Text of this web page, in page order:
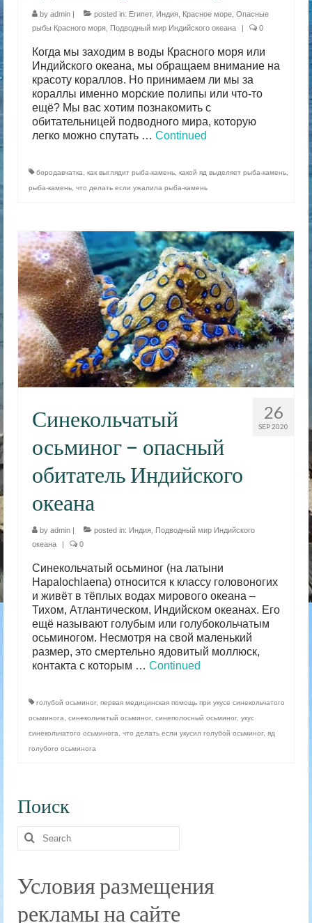
by admin | posted in: Египет, Индия Красное море Опасные
рыбы Красного моря Подводный мир Индийского океана | 0
Когда мы заходим в воды Красного моря или
Индийского океана, мы обращаем внимание на
красоту кораллов. Но принимаем ли мы за
кораллы именно морские полипы или что-то
ещё? Мы вас хотим познакомить с
обитательницей подводного мира, которую
легко можно спутать … Continued
бородавчатка как выглядит рыба-камень какой яд выделяет рыба-камень
рыба-камень что делать если ужалила рыба-камень
26
SEP 2020
Синекольчатый
осьминог – опасный
обитатель Индийского
океана
by admin | posted in: Индия Подводный мир Индийского
океана
| 0
Синекольчатый осьминог (на латыни
Hapalochlaena) относится к классу головоногих
и живёт в тёплых водах мирового океана –
Тихом, Атлантическом, Индийском океанах. Его
ещё называют голубым или голубокольчатым
осьминогом. Несмотря на свой маленький
размер, это смертельно ядовитый моллюск,
контакта с которым … Continued
голубой осьминог, первая медицинская помощь при укусе синекольчатого
осьминога
синекольчатый осьминог, синеполосный осьминог, укус
синекольчатого осьминога
что делать если укусил голубой осьминог, яд
голубого осьминога
Поиск
Search
for:
Условия размещения
рекламы на сайте